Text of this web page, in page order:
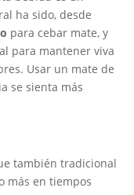
ha sido, desde
para cebar mate, y
para mantener viva
Usar un mate de
se sienta más
también tradicional
más en tiempos